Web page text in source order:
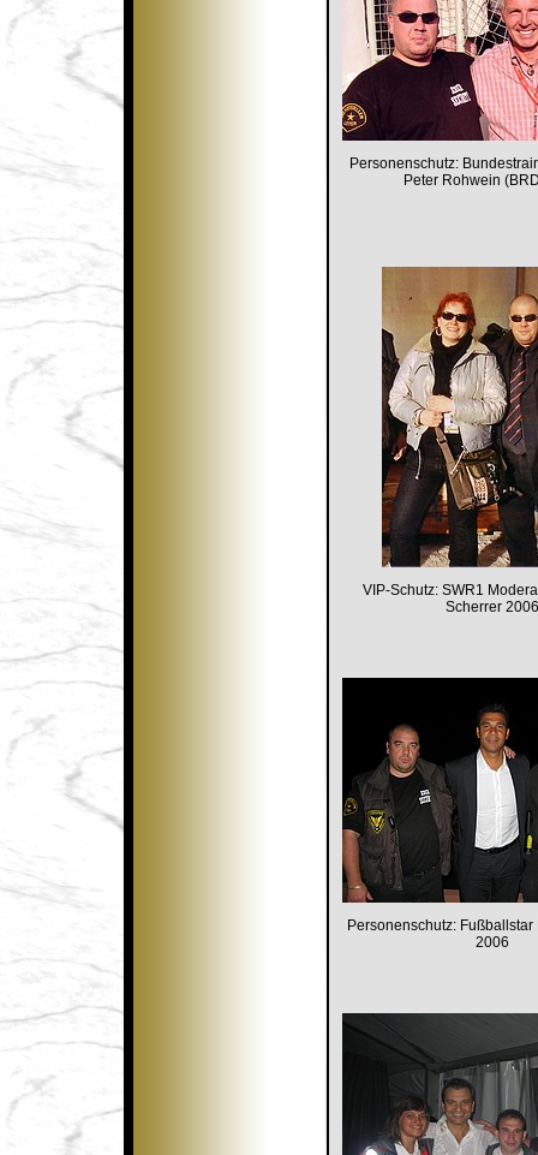
Personenschutz:
Peter Rohwein
VIP-Schutz: SWR1
Scherrer 2006
Personenschutz:
2006